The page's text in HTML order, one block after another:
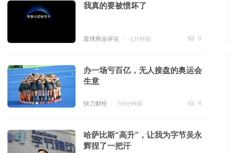
我真的要被惯坏了
星球商业评论 -1分钟前
0
办一场亏百亿，无人接盘的奥运会
生意
快刀财经 -58分钟前
4
哈萨比斯“高升”，让我为字节吴永
辉捏了一把汗